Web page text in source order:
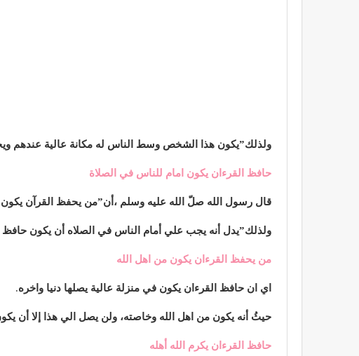
ولذلك”يكون هذا الشخص وسط الناس له مكانة عالية عندهم
حافظ القرءان يكون امام للناس في الصلاة
قال رسول الله صلّ الله عليه وسلم ،أن”من يحفظ القرآن يكون
ولذلك”يدل أنه يجب علي أمام الناس في الصلاه أن يكون حافظ
من يحفظ القرءان يكون من اهل الله
اي ان حافظ القرءان يكون في منزلة عالية يصلها دنيا واخره.
حيثُ أنه يكون من اهل الله وخاصته، ولن يصل الي هذا إلا أن
حافظ القرءان يكرم الله أهله